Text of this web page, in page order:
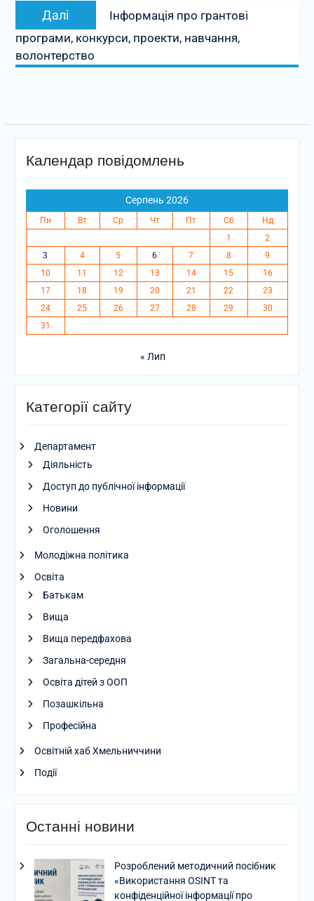
Далі
Наступний
запис:
Інформація про грантові
програми, конкурси, проекти, навчання,
волонтерство
Календар повідомлень
Серпень 2026
Пн Вт Ср Чт Пт Сб
Нд
1
2
3
4 5 6 7 8
9
10
11 12 13 14 15
16
17
18 19 20 21 22
23
24
25 26 27 28 29
30
31
« Лип
Категорії сайту
Департамент
Діяльність
Доступ до публічної інформації
Новини
Оголошення
Молодіжна політика
Освіта
Батькам
Вища
Вища передфахова
Загальна-середня
Освіта дітей з ООП
Позашкільна
Професійна
Освітній хаб Хмельниччини
Події
Останні новини
Розроблений методичний посібник
«Використання OSINT та
конфіденційної інформації про